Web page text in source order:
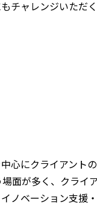
チャレンジいただ
心にクライアント
面が多く、クライ
ノベーション支援